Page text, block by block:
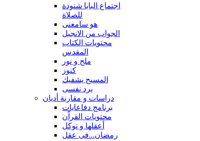
اجتماع البابا شنودة
للصلاة
هو سامعنى
الجواب من الانجيل
محتويات الكتاب
المقدس
ملح و نور
كنوز
المسيح يشفيك
يرد نفسى
دراسات و مقارنة أديان
برنامج دفاعايات
محتويات القراّن
أعقلها و توكل
رمضان...فى عقل